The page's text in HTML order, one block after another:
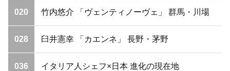
020 竹内悠介 「ヴェンティノーヴェ」 群馬・川場
028 臼井憲幸 「カエンネ」 長野・茅野
036 イタリア人シェフ×日本 進化の現在地